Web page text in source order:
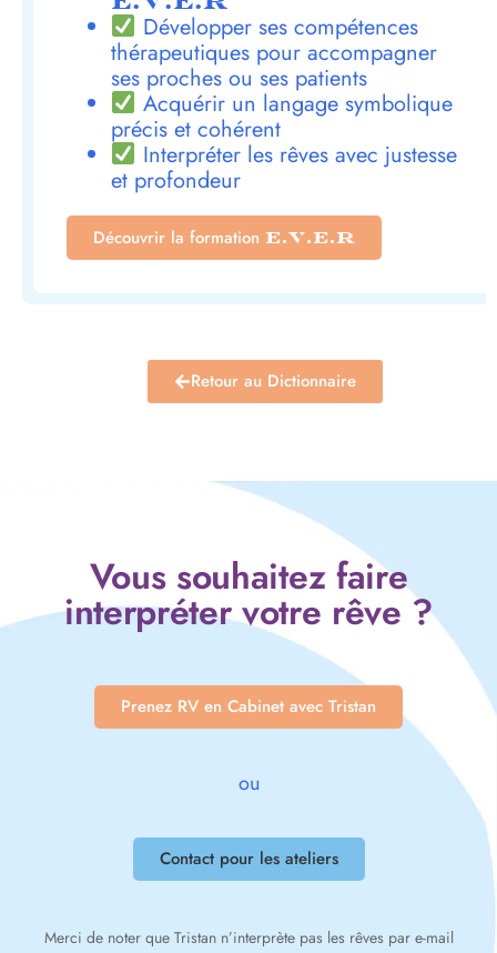
Développer ses compétences
thérapeutiques pour accompagner
ses proches ou ses patients
Acquérir un langage symbolique
précis et cohérent
Interpréter les rêves avec justesse
et profondeur
Découvrir la formation E.V.E.R
Retour au Dictionnaire
Vous souhaitez faire
interpréter votre rêve ?
Prenez RV en Cabinet avec Tristan
ou
Contact pour les ateliers
Merci de noter que Tristan n’interprète pas les rêves par e-mail